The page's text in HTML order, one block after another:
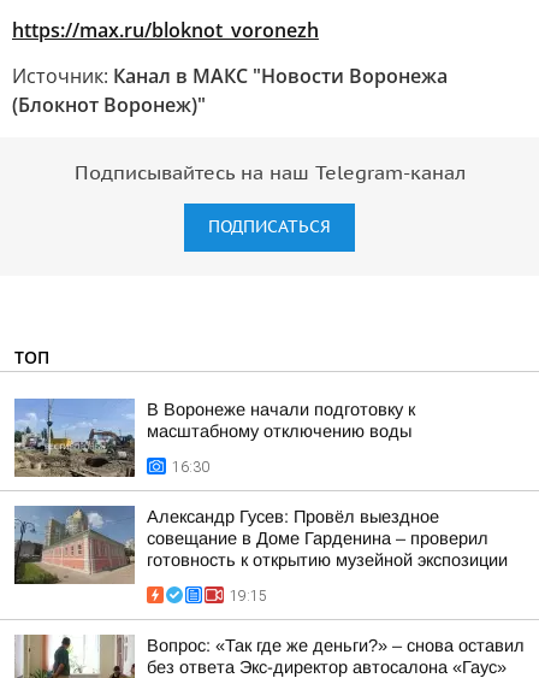
https://max.ru/bloknot_voronezh
Источник: Канал в МАКС "Новости Воронежа
(Блокнот Воронеж)"
Подписывайтесь на наш Telegram-канал
ПОДПИСАТЬСЯ
ТОП
В Воронеже начали подготовку к
масштабному отключению воды
16:30
Александр Гусев: Провёл выездное
совещание в Доме Гарденина – проверил
готовность к открытию музейной экспозиции
19:15
Вопрос: «Так где же деньги?» – снова оставил
без ответа Экс-директор автосалона «Гаус»